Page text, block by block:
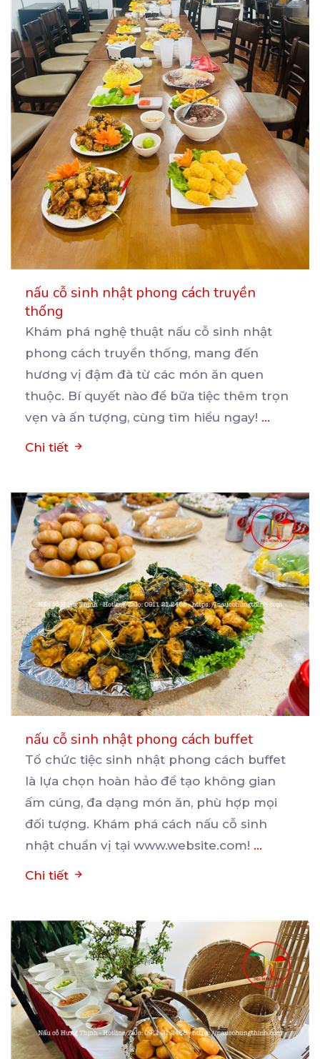
nấu cỗ sinh nhật phong cách truyền
thống
Khám phá nghệ thuật nấu cỗ sinh nhật
phong cách truyền thống, mang đến
hương vị đậm đà từ các món ăn quen
thuộc. Bí quyết nào để bữa tiệc thêm trọn
vẹn và ấn tượng, cùng tìm hiểu ngay! ...
Chi tiết
nấu cỗ sinh nhật phong cách buffet
Tổ chức tiệc sinh nhật phong cách buffet
là lựa chọn hoàn hảo để tạo không gian
ấm cúng, đa dạng món ăn, phù hợp mọi
đối tượng. Khám phá cách nấu cỗ sinh
nhật chuẩn vị tại www.website.com! ...
Chi tiết